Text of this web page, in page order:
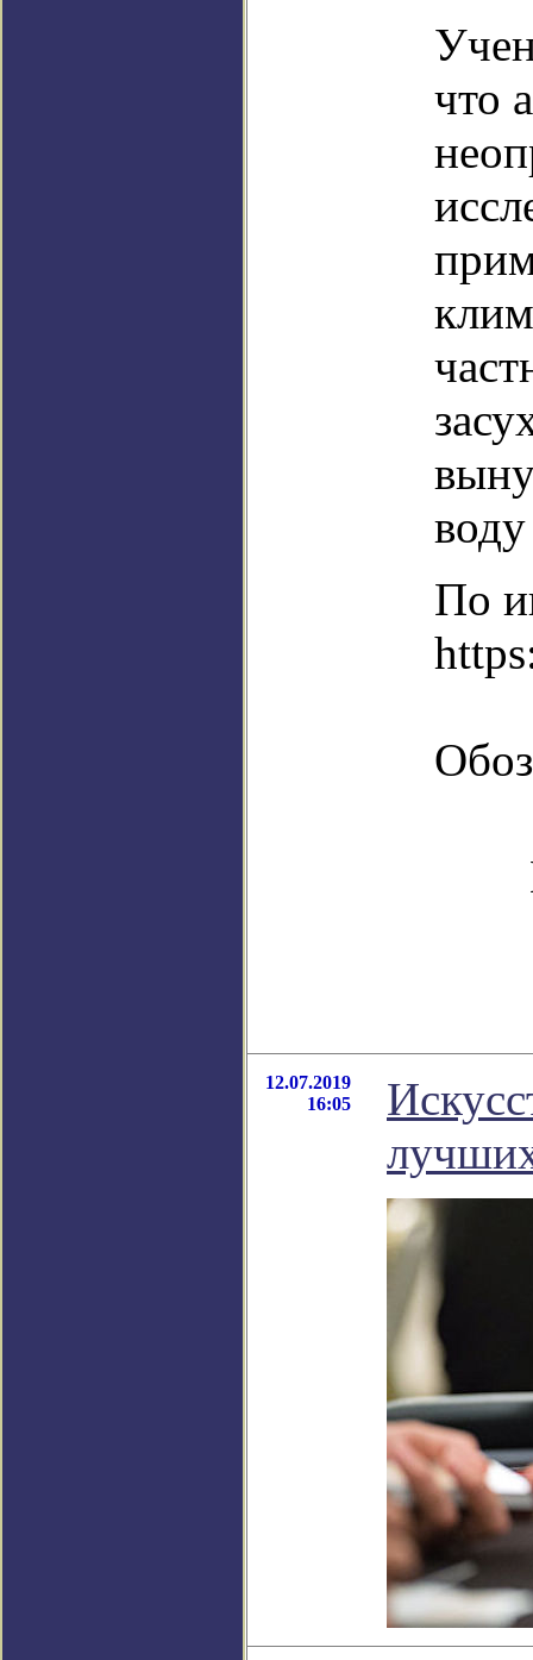
что
По
12.07.2019
16:05